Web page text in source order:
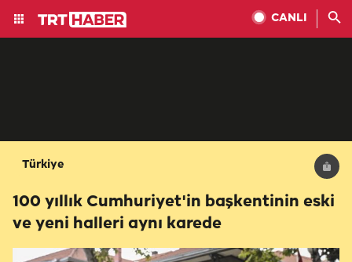
CANLI
Türkiye
100 yıllık Cumhuriyet'in başkentinin eski
ve yeni halleri aynı karede